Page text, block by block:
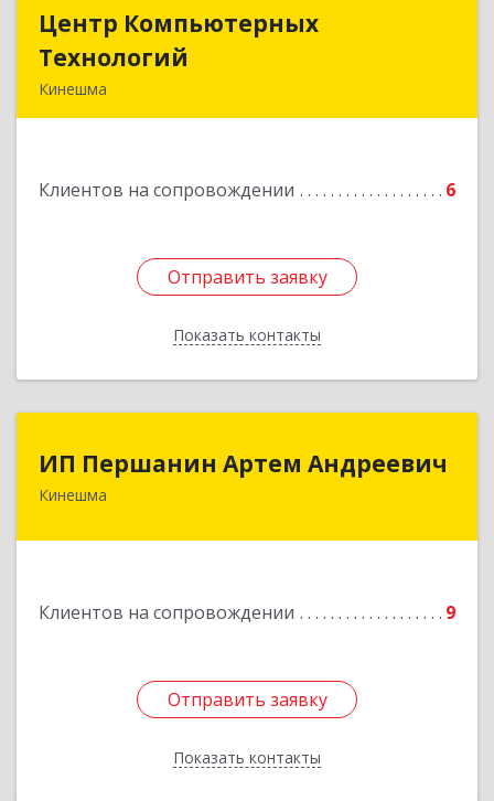
Центр Компьютерных
Технологий
Кинешма
Клиентов на сопровождении 6
Отправить заявку
Показать контакты
Центр Компьютерных
Подробнее
Отправить заявку
Назад
ИП Першанин Артем Андреевич
Кинешма
Клиентов на сопровождении 9
Отправить заявку
Показать контакты
Отправить заявку
Назад